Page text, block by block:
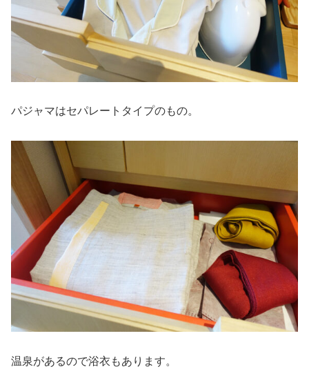
パジャマはセパレートタイプのもの。
温泉があるので浴衣もあります。